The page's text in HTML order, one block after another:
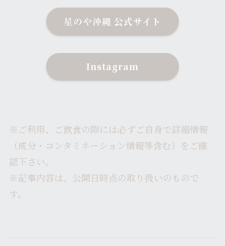
星のや沖縄 公式サイト
Instagram
※ご利用、ご飲食の際には必ずご自身で詳細情報
（成分・コンタミネーション情報等含む）をご確
認下さい。
※記事内容は、公開日時点の取り扱いのもので
す。